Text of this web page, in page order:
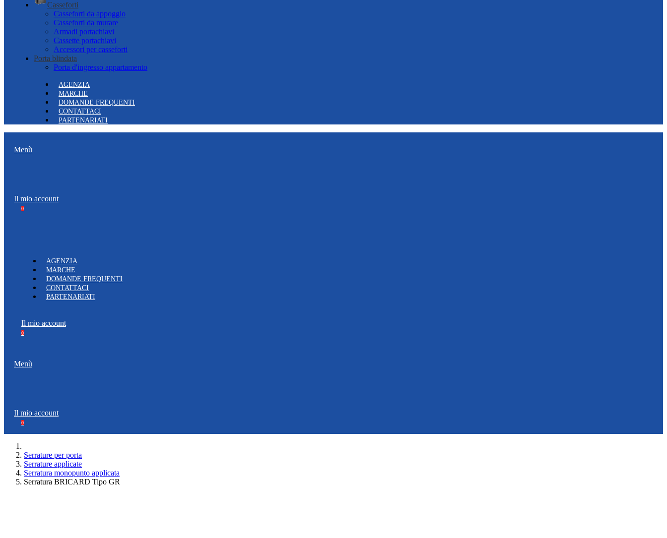
Casseforti
Casseforti da appoggio
Casseforti da murare
Armadi portachiavi
Cassette portachiavi
Accessori per casseforti
Porta blindata
Porta d'ingresso appartamento
AGENZIA
MARCHE
DOMANDE FREQUENTI
CONTATTACI
PARTENARIATI
Menù
Il mio account
0
AGENZIA
MARCHE
DOMANDE FREQUENTI
CONTATTACI
PARTENARIATI
Il mio account
0
Menù
Il mio account
0
Serrature per porta
Serrature applicate
Serratura monopunto applicata
Serratura BRICARD Tipo GR